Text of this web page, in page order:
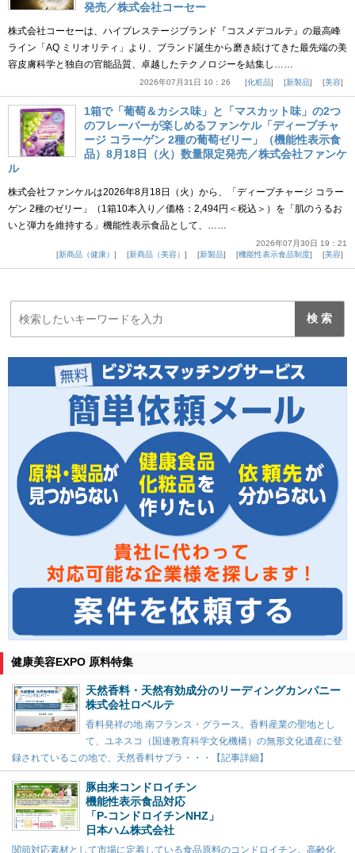
発売／株式会社コーセー
株式会社コーセーは、ハイプレステージブランド『コスメデコルテ』の最高峰
ライン「AQ ミリオリティ」より、ブランド誕生から磨き続けてきた最先端の美
容皮膚科学と独自の官能品質、卓越したテクノロジーを結集し……
2026年07月31日 10：26 化粧品 新製品 美容
1箱で「葡萄＆カシス味」と「マスカット味」の2つ
のフレーバーが楽しめるファンケル「ディープチャ
ージ コラーゲン 2種の葡萄ゼリー」（機能性表示食
品）8月18日（火）数量限定発売／株式会社ファンケ
ル
株式会社ファンケルは2026年8月18日（火）から、「ディープチャージ コラー
ゲン 2種のゼリー」（1箱10本入り／価格：2,494円＜税込＞）を「肌のうるお
いと弾力を維持する」機能性表示食品として、……
2026年07月30日 19：21
新商品（健康）
新商品（美容） 新製品 機能性表示食品制度 美容
健康美容EXPO 原料特集
天然香料・天然有効成分のリーディングカンパニー
株式会社ロベルテ
香料発祥の地 南フランス・グラース。香料産業の聖地とし
て、ユネスコ（国連教育科学文化機構）の無形文化遺産に登
録されているこの地で、天然香料サプラ・・・【記事詳細】
豚由来コンドロイチン
機能性表示食品対応
「P-コンドロイチンNHZ」
日本ハム株式会社
関節対応素材として市場に定着している食品原料のコンドロイチン。高齢化